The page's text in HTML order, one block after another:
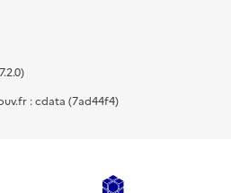
: cdata (7ad44f4)